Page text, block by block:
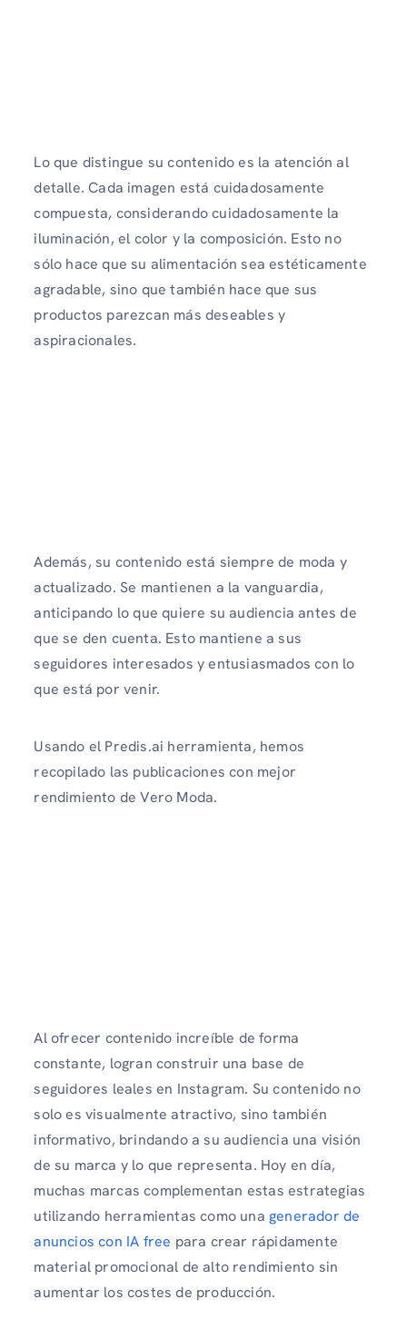
Lo que distingue su contenido es la atención al
detalle. Cada imagen está cuidadosamente
compuesta, considerando cuidadosamente la
iluminación, el color y la composición. Esto no
sólo hace que su alimentación sea estéticamente
agradable, sino que también hace que sus
productos parezcan más deseables y
aspiracionales.
Además, su contenido está siempre de moda y
actualizado. Se mantienen a la vanguardia,
anticipando lo que quiere su audiencia antes de
que se den cuenta. Esto mantiene a sus
seguidores interesados ​​y entusiasmados con lo
que está por venir.
Usando el Predis.ai herramienta, hemos
recopilado las publicaciones con mejor
rendimiento de Vero Moda.
Al ofrecer contenido increíble de forma
constante, logran construir una base de
seguidores leales en Instagram. Su contenido no
solo es visualmente atractivo, sino también
informativo, brindando a su audiencia una visión
de su marca y lo que representa. Hoy en día,
muchas marcas complementan estas estrategias
utilizando herramientas como una generador de
anuncios con IA free para crear rápidamente
material promocional de alto rendimiento sin
aumentar los costes de producción.